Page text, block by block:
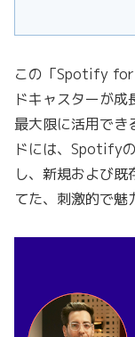
この「Spotify
ドキャスターが
最大限に活用でき
ドには、Spotify
し、新規および
てた、刺激的で魅